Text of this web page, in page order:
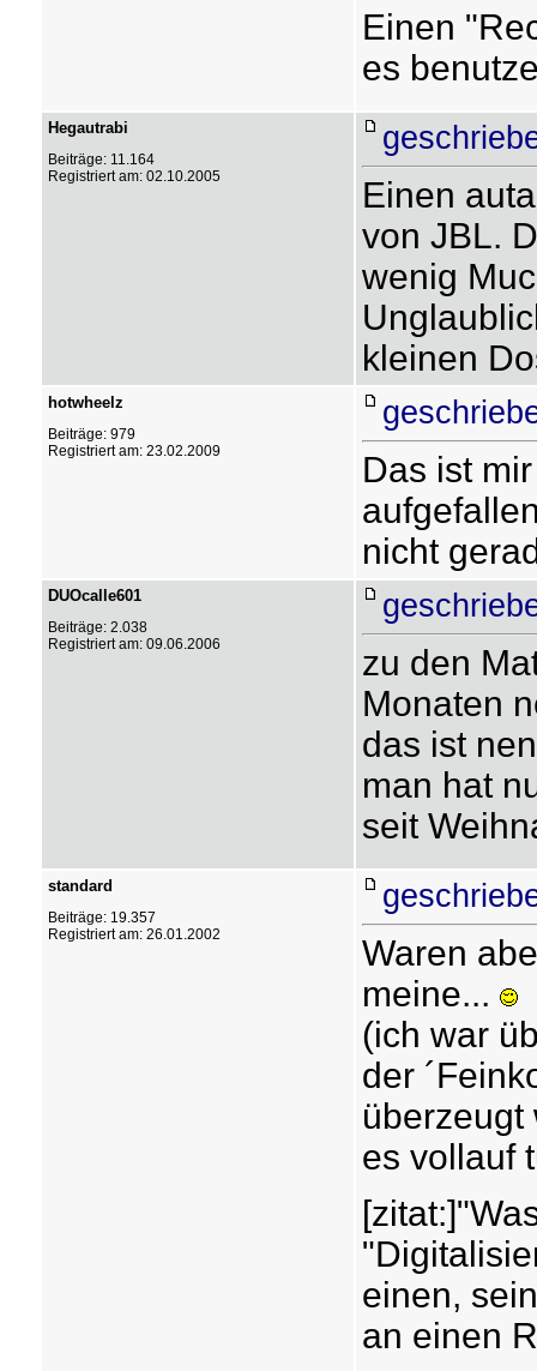
Einen
es
Hegautrabi
Beiträge: 11.164
Registriert am: 02.10.2005
Einen
von JBL.
wenig
kleinen
hotwheelz
Beiträge: 979
Registriert am: 23.02.2009
Das ist
nicht
DUOcalle601
Beiträge: 2.038
Registriert am: 09.06.2006
zu den
Monaten
das ist
man hat
seit
standard
Beiträge: 19.357
Registriert am: 26.01.2002
Waren
meine...
(ich war
der
überzeugt
es vollauf
einen,
an einen